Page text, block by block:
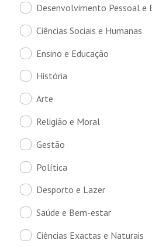
Desenvolvimento Pessoal e
Ciências Sociais e Humanas
Ensino e Educação
História
Arte
Religião e Moral
Gestão
Política
Desporto e Lazer
Saúde e Bem-estar
Ciências Exactas e Naturais